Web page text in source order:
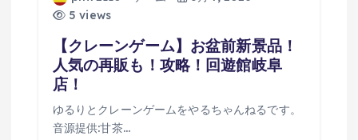
5 views
【クレーンゲーム】お盆前新景品！
人気の再販も！攻略！回遊館岐阜
店！
ゆるりとクレーンゲームをやるちゃんねるです。
音源提供:甘茶…